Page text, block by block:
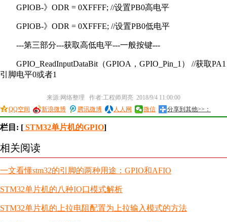
GPIOB-》ODR = 0XFFFF; //设置PB0高电平
GPIOB-》ODR = 0XFFFE; //设置PB0低电平
---第三部分---获取高低电平---一般按键---
GPIO_ReadInputDataBit（GPIOA，GPIO_Pin_1） //获取PA1
引脚电平0或者1
来源:网络整理 作者:工程师周亮 2018/9/4 11:00:00
QQ空间
新浪微博 腾讯微博 人人网 微信 分享到其他>>：
栏目: [ STM32单片机的GPIO]
相关阅读
一文看懂stm32的引脚的两种用途：GPIO和AFIO
STM32单片机的八种IO口模式解析
STM32单片机的上拉电阻配置为上拉输入模式的方法